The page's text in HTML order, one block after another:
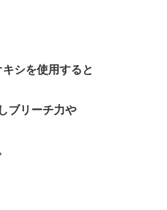
シを使用すると
ブリーチ力や